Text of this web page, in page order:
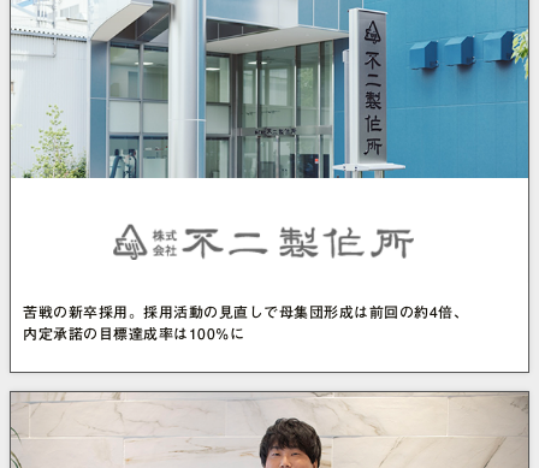
苦戦の新卒採用。採用活動の見直しで母集団形成は前回の約4倍、
内定承諾の目標達成率は100%に